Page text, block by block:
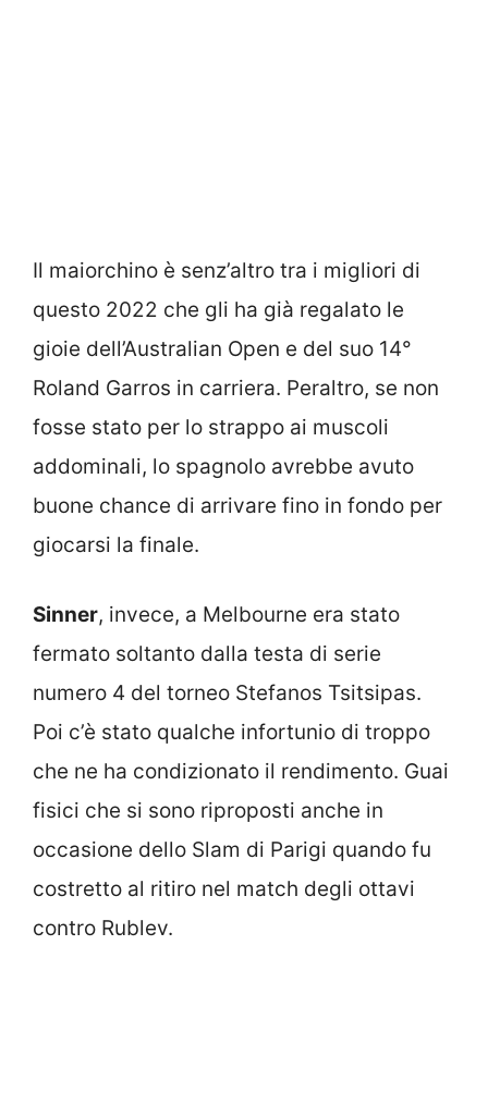
Il maiorchino è senz’altro tra i migliori di
questo 2022 che gli ha già regalato le
gioie dell’Australian Open e del suo 14°
Roland Garros in carriera. Peraltro, se non
fosse stato per lo strappo ai muscoli
addominali, lo spagnolo avrebbe avuto
buone chance di arrivare fino in fondo per
giocarsi la finale.
Sinner, invece, a Melbourne era stato
fermato soltanto dalla testa di serie
numero 4 del torneo Stefanos Tsitsipas.
Poi c’è stato qualche infortunio di troppo
che ne ha condizionato il rendimento. Guai
fisici che si sono riproposti anche in
occasione dello Slam di Parigi quando fu
costretto al ritiro nel match degli ottavi
contro Rublev.